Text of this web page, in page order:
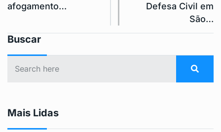
afogamento…
Defesa Civil em
São…
Buscar
Mais Lidas